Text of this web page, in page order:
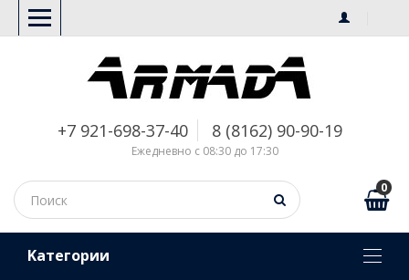
+7 921-698-37-40 8 (8162) 90-90-19
Ежедневно с 08:30 до 17:30
0
Kатегории